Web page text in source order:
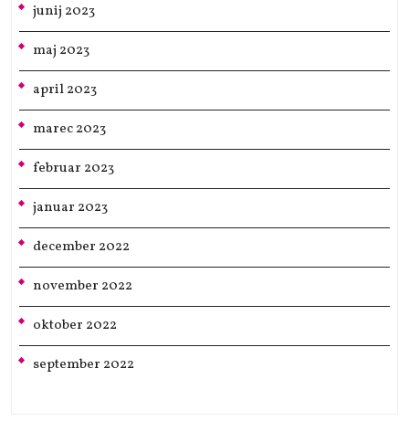
junij 2023
maj 2023
april 2023
marec 2023
februar 2023
januar 2023
december 2022
november 2022
oktober 2022
september 2022